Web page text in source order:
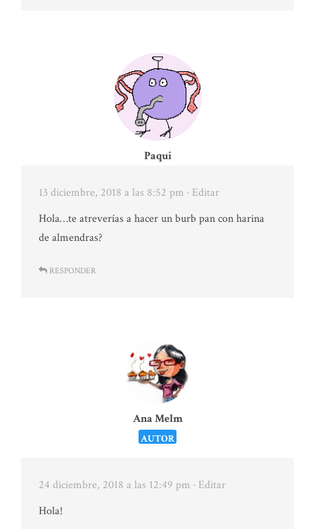
Paqui
13 diciembre, 2018 a las 8:52 pm · Editar
Hola…te atreverías a hacer un burb pan con harina
de almendras?
RESPONDER
Ana Melm
AUTOR
24 diciembre, 2018 a las 12:49 pm · Editar
Hola!